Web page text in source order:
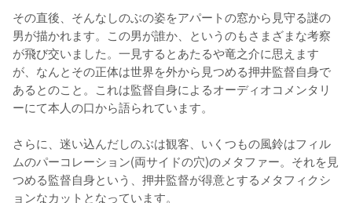
その直後、そんなしのぶの姿をアパートの窓から見守る謎の
男が描かれます。この男が誰か、というのもさまざまな考察
が飛び交いました。一見するとあたるや竜之介に思えます
が、なんとその正体は世界を外から見つめる押井監督自身で
あるとのこと。これは監督自身によるオーディオコメンタリ
ーにて本人の口から語られています。
さらに、迷い込んだしのぶは観客、いくつもの風鈴はフィル
ムのパーコレーション(両サイドの穴)のメタファー。それを見
つめる監督自身という、押井監督が得意とするメタフィクシ
ョンなカットとなっています。